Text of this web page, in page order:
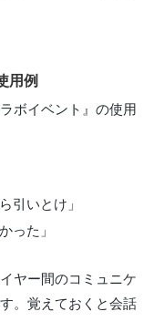
用例
ボイベント』の使用
引いとけ」
った」
ヤー間のコミュニケ
。覚えておくと会話